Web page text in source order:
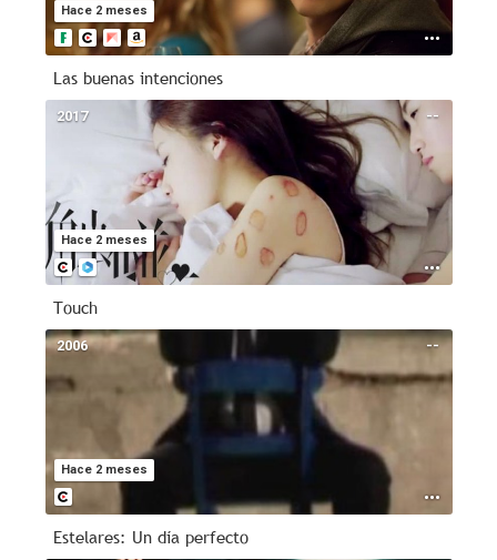
Hace 2 meses
Las buenas intenciones
--
Hace 2 meses
2017
Touch
--
Hace 2 meses
2006
Estelares: Un día perfecto